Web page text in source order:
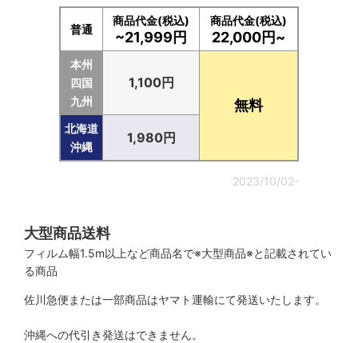
普通
商品代金(税込)
~21,999円
商品代金(税込)
22,000円~
本州
四国
九州
1,100円
無料
北海道
沖縄
1,980円
2023/10/02-
大型商品送料
フィルム幅1.5m以上など商品名で※大型商品※と記載されてい
る商品
佐川急便または一部商品はヤマト運輸にて発送いたします。
沖縄への代引き発送はできません。